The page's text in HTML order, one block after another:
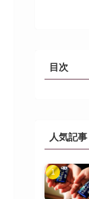
目次
人気記事